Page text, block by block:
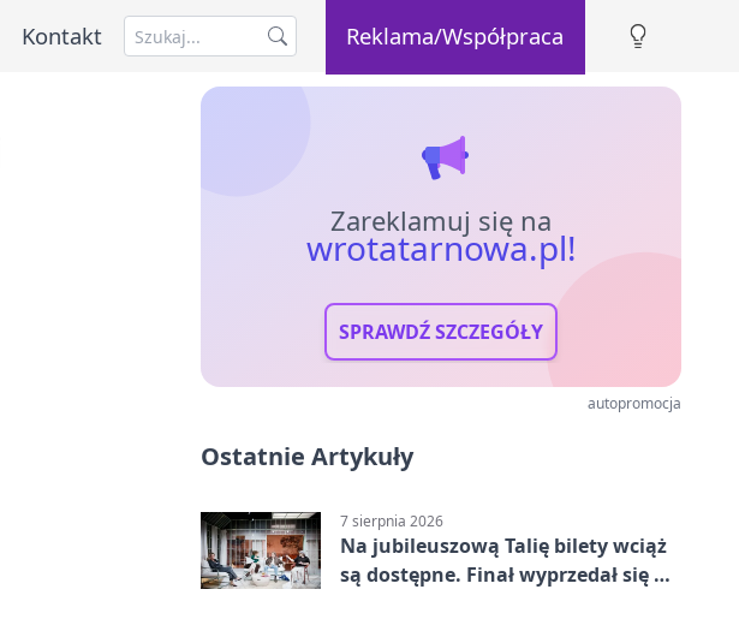
Kontakt Reklama/Współpraca
Zareklamuj się na
wrotatarnowa.pl!
SPRAWDŹ SZCZEGÓŁY
autopromocja
Ostatnie Artykuły
7 sierpnia 2026
Na jubileuszową Talię bilety wciąż
są dostępne. Finał wyprzedał się w